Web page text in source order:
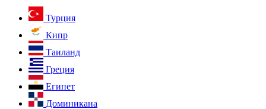
Турция
Кипр
Таиланд
Греция
Египет
Доминикана